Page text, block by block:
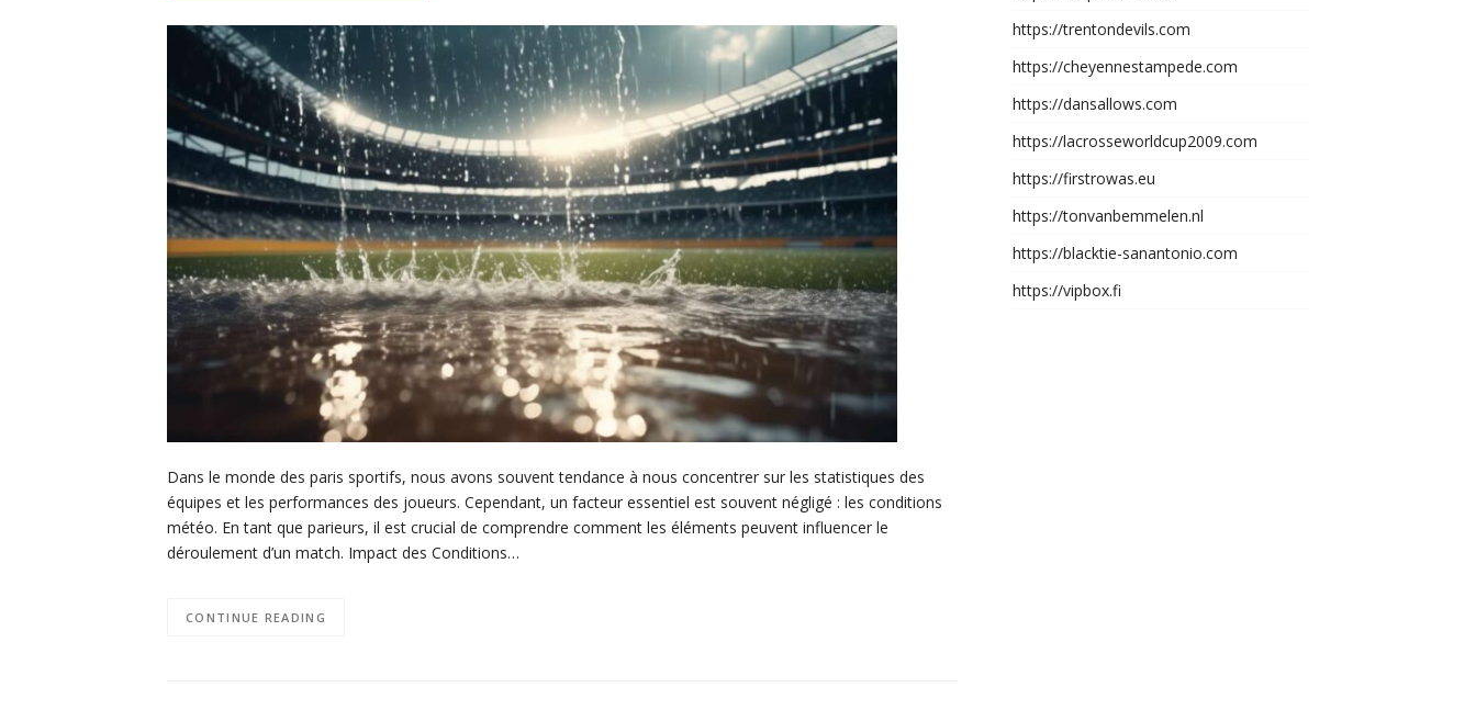
Dans le monde des paris sportifs, nous avons souvent tendance à nous concentrer sur les statistiques des
équipes et les performances des joueurs. Cependant, un facteur essentiel est souvent négligé : les conditions
météo. En tant que parieurs, il est crucial de comprendre comment les éléments peuvent influencer le
déroulement d’un match. Impact des Conditions…
CONTINUE READING
https://trentondevils.com
https://cheyennestampede.com
https://dansallows.com
https://lacrosseworldcup2009.com
https://firstrowas.eu
https://tonvanbemmelen.nl
https://blacktie-sanantonio.com
https://vipbox.fi